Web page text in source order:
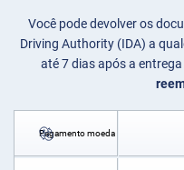
Você pode devolver os
Driving Authority (IDA) a
até 7 dias após a
Pagamento moeda